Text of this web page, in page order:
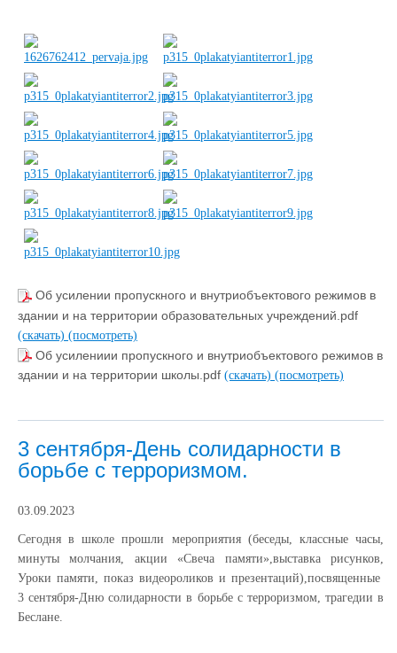
Об усилении пропускного и внутриобъектового режимов в
здании и на территории образовательных учреждений.pdf
(скачать) (посмотреть)
Об усилениии пропускного и внутриобъектового режимов в
здании и на территории школы.pdf (скачать) (посмотреть)
3 сентября-День солидарности в
борьбе с терроризмом.
03.09.2023
Сегодня в школе прошли мероприятия (беседы, классные часы,
минуты молчания, акции «Свеча памяти»,выставка рисунков,
Уроки памяти, показ видеороликов и презентаций),посвященные
3 сентября-Дню солидарности в борьбе с терроризмом, трагедии в
Беслане.